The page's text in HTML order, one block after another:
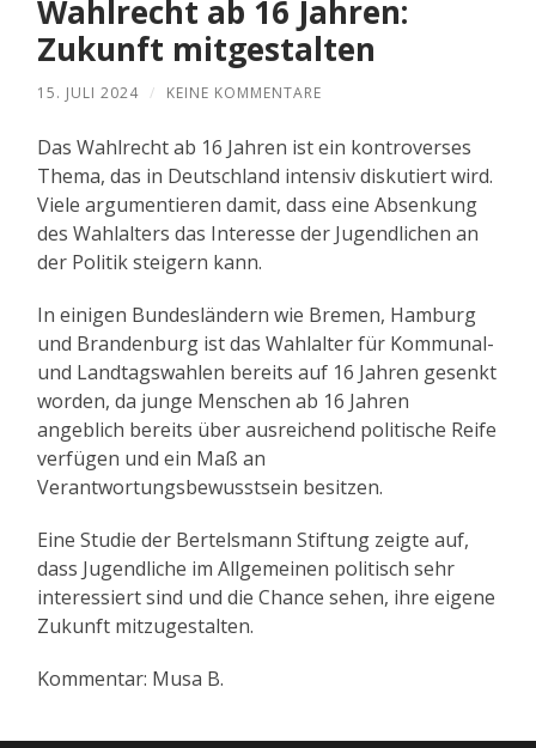
Wahlrecht ab 16 Jahren:
Zukunft mitgestalten
15. JULI 2024 / KEINE KOMMENTARE
Das Wahlrecht ab 16 Jahren ist ein kontroverses
Thema, das in Deutschland intensiv diskutiert wird.
Viele argumentieren damit, dass eine Absenkung
des Wahlalters das Interesse der Jugendlichen an
der Politik steigern kann.
In einigen Bundesländern wie Bremen, Hamburg
und Brandenburg ist das Wahlalter für Kommunal-
und Landtagswahlen bereits auf 16 Jahren gesenkt
worden, da junge Menschen ab 16 Jahren
angeblich bereits über ausreichend politische Reife
verfügen und ein Maß an
Verantwortungsbewusstsein besitzen.
Eine Studie der Bertelsmann Stiftung zeigte auf,
dass Jugendliche im Allgemeinen politisch sehr
interessiert sind und die Chance sehen, ihre eigene
Zukunft mitzugestalten.
Kommentar: Musa B.